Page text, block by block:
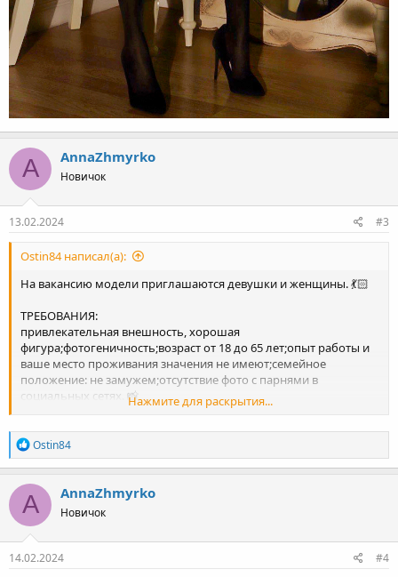
A AnnaZhmyrko
Новичок
13.02.2024 #3
Ostin84 написал(а):
На вакансию модели приглашаются девушки и женщины. 💃🏻
ТРЕБОВАНИЯ:
привлекательная внешность, хорошая
фигура;фотогеничность;возраст от 18 до 65 лет;опыт работы и
ваше место проживания значения не имеют;семейное
положение: не замужем;отсутствие фото с парнями в
социальных сетях. 📸
УСЛОВИЯ РАБОТЫ :
стабильный ежемесячный доход от 100$ до 1000$ в месяц! 💸
твоя ключевая задача – предоставлять периодически фото
(видео) из повседневной жизни (селфи за чашкой кофе, фото на
прогулке...
Нажмите для раскрытия...
Р
е
а
к
ц
и
и
:
Ostin84
A AnnaZhmyrko
Новичок
14.02.2024 #4